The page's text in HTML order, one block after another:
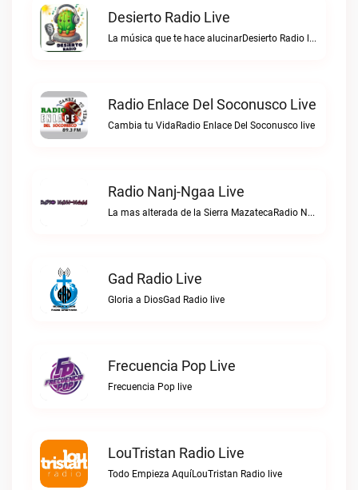
Desierto Radio Live
La música que te hace alucinarDesierto Radio live
Radio Enlace Del Soconusco Live
Cambia tu VidaRadio Enlace Del Soconusco live
Radio Nanj-Ngaa Live
La mas alterada de la Sierra MazatecaRadio Nanj-Ngaa live
Gad Radio Live
Gloria a DiosGad Radio live
Frecuencia Pop Live
Frecuencia Pop live
LouTristan Radio Live
Todo Empieza AquíLouTristan Radio live